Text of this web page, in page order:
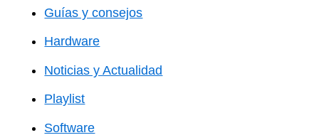
Guías y consejos
Hardware
Noticias y Actualidad
Playlist
Software